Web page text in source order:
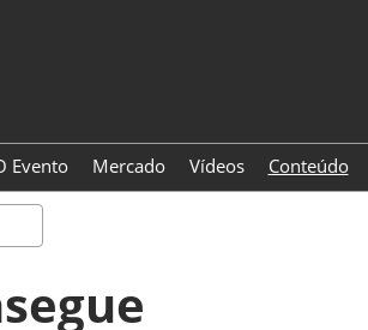
Evento Mercado Vídeos Conteúdo